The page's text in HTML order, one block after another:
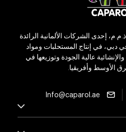
إحدى الشركات الألمانية الرائدة
دبي، في إنتاج المستحلبات ومواد
عالية الجودة وتوزيعها في
الأوسط وأفريقيا.
Info@caparol.ae